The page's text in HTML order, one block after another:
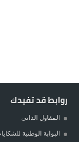
روابط قد تفيدك
المقاول الذاتي
البوابة الوطنية